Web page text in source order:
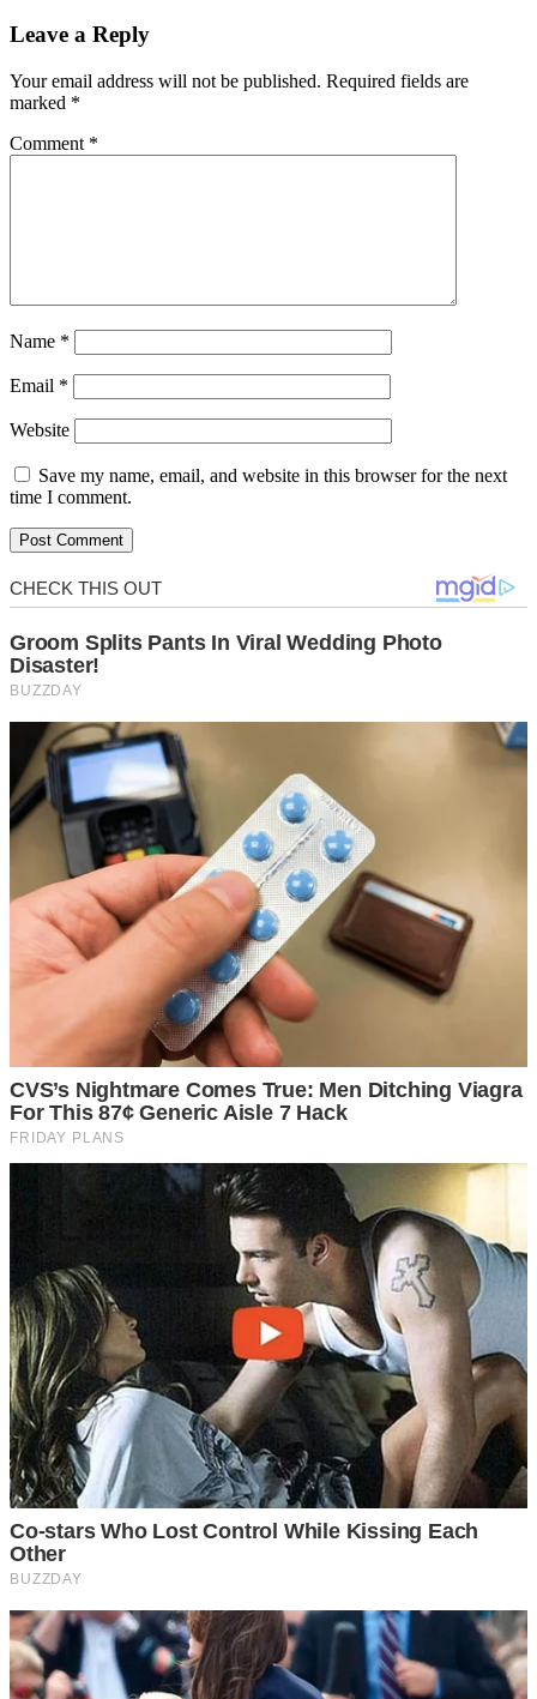
Leave a Reply
Your email address will not be published. Required fields are
marked *
Comment *
Name *
Email *
Website
Save my name, email, and website in this browser for the next
time I comment.